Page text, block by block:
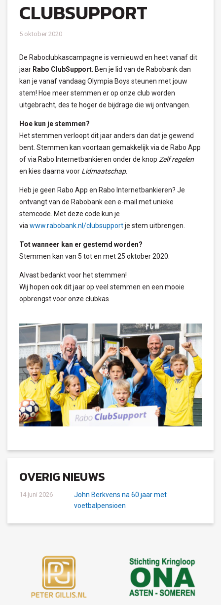
CLUBSUPPORT
5 oktober 2020
De Raboclubkascampagne is vernieuwd en heet vanaf dit
jaar Rabo ClubSupport . Ben je lid van de Rabobank dan
kan je vanaf vandaag Olympia Boys steunen met jouw
stem! Hoe meer stemmen er op onze club worden
uitgebracht, des te hoger de bijdrage die wij ontvangen.
Hoe kun je stemmen?
Het stemmen verloopt dit jaar anders dan dat je gewend
bent. Stemmen kan voortaan gemakkelijk via de Rabo App
of via Rabo Internetbankieren onder de knop Zelf regelen
en kies daarna voor Lidmaatschap.
Heb je geen Rabo App en Rabo Internetbankieren? Je
ontvangt van de Rabobank een e-mail met unieke
stemcode. Met deze code kun je
via www.rabobank.nl/clubsupportje stem uitbrengen.
Tot wanneer kan er gestemd worden?
Stemmen kan van 5 tot en met 25 oktober 2020.
Alvast bedankt voor het stemmen!
Wij hopen ook dit jaar op veel stemmen en een mooie
opbrengst voor onze clubkas.
OVERIG NIEUWS
14 juni 2026
John Berkvens na 60 jaar met
voetbalpensioen